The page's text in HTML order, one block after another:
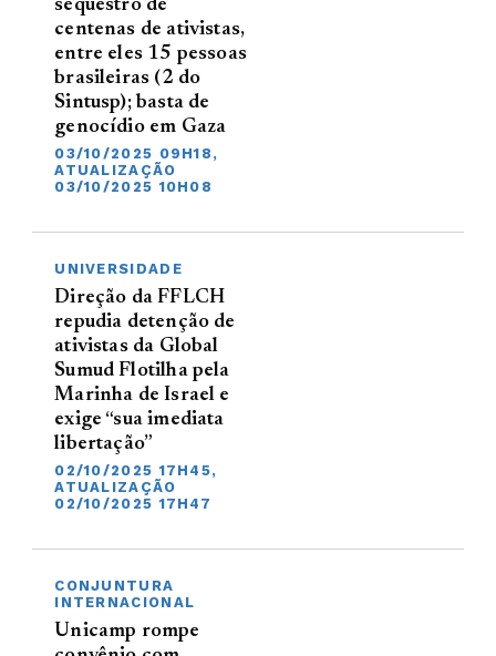
sequestro de
centenas de ativistas,
entre eles 15 pessoas
brasileiras (2 do
Sintusp); basta de
genocídio em Gaza
03/10/2025 09H18,
ATUALIZAÇÃO
03/10/2025 10H08
UNIVERSIDADE
Direção da FFLCH
repudia detenção de
ativistas da Global
Sumud Flotilha pela
Marinha de Israel e
exige “sua imediata
libertação”
02/10/2025 17H45,
ATUALIZAÇÃO
02/10/2025 17H47
CONJUNTURA
INTERNACIONAL
Unicamp rompe